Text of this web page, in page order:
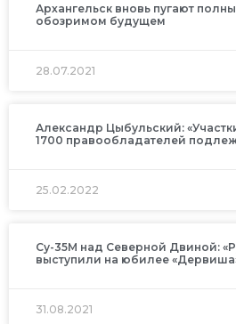
Архангельск вновь пугают
обозримом будущем
28.07.2021
Александр Цыбульский:
1700 правообладателей
25.02.2022
Су-35М над Северной Двиной:
выступили на юбилее
31.08.2021